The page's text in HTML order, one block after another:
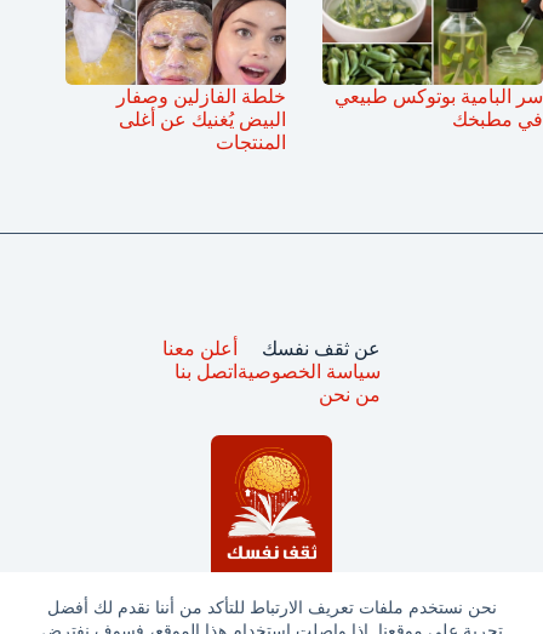
نحن نستخدم ملفات تعريف الارتباط للتأكد من أننا نقدم لك أفضل
سر البامية بوتوكس طبيعي
في مطبخك
خلطة الفازلين وصفار
البيض يُغنيك عن أغلى
المنتجات
عن ثقف نفسك
سياسة الخصوصية
من نحن
أعلن معنا
اتصل بنا